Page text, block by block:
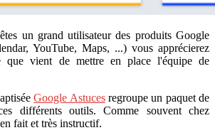
un grand utilisateur des produits Google
YouTube, Maps, ...) vous apprécierez
que vient de mettre en place l'équipe de
Google Astucesregroupe un paquet de
différents outils. Comme souvent chez
fait et très instructif.